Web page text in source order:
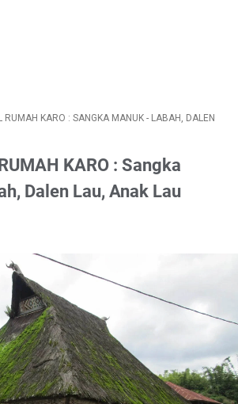
RUMAH KARO : SANGKA MANUK - LABAH, DALEN
KARO : Sangka
Dalen Lau, Anak Lau